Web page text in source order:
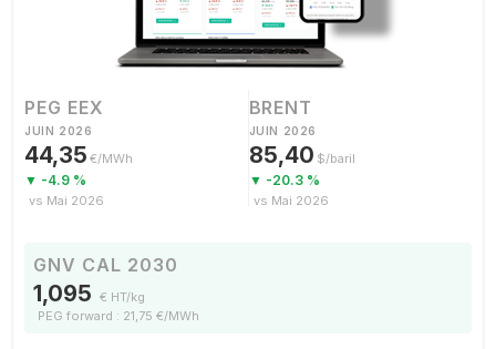
PEG EEX
JUIN 2026
44,35 €/MWh
▼ -4.9 %
vs Mai 2026
BRENT
JUIN 2026
85,40 $/baril
▼ -20.3 %
vs Mai 2026
GNV CAL 2030
1,095 € HT/kg
PEG forward : 21,75 €/MWh